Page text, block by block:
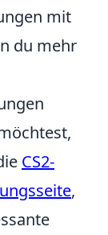
mit
du mehr
CS2-
,